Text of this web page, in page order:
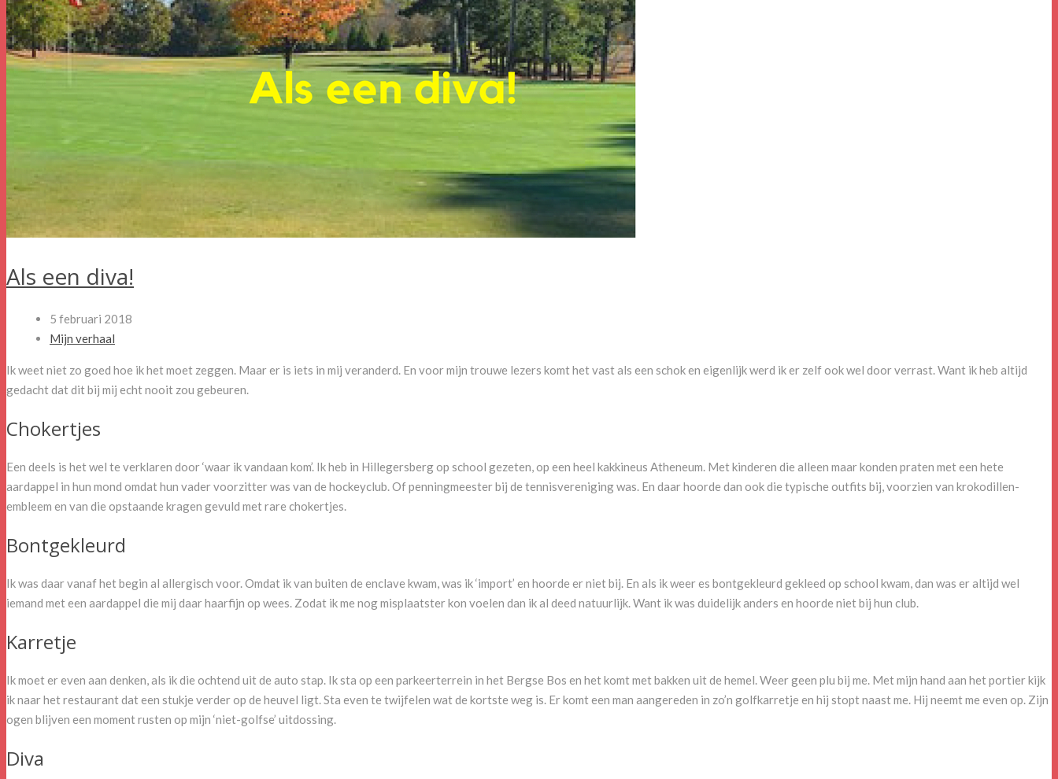
Als een diva!
5 februari 2018
Mijn verhaal
Ik weet niet zo goed hoe ik het moet zeggen. Maar er is iets in mij veranderd. En voor mijn trouwe lezers komt het vast als een schok en eigenlijk werd ik er zelf ook wel door verrast. Want ik heb altijd
gedacht dat dit bij mij echt nooit zou gebeuren.
Chokertjes
Een deels is het wel te verklaren door ‘waar ik vandaan kom’. Ik heb in Hillegersberg op school gezeten, op een heel kakkineus Atheneum. Met kinderen die alleen maar konden praten met een hete
aardappel in hun mond omdat hun vader voorzitter was van de hockeyclub. Of penningmeester bij de tennisvereniging was. En daar hoorde dan ook die typische outfits bij, voorzien van krokodillen-
embleem en van die opstaande kragen gevuld met rare chokertjes.
Bontgekleurd
Ik was daar vanaf het begin al allergisch voor. Omdat ik van buiten de enclave kwam, was ik ‘import’ en hoorde er niet bij. En als ik weer es bontgekleurd gekleed op school kwam, dan was er altijd wel
iemand met een aardappel die mij daar haarfijn op wees. Zodat ik me nog misplaatster kon voelen dan ik al deed natuurlijk. Want ik was duidelijk anders en hoorde niet bij hun club.
Karretje
Ik moet er even aan denken, als ik die ochtend uit de auto stap. Ik sta op een parkeerterrein in het Bergse Bos en het komt met bakken uit de hemel. Weer geen plu bij me. Met mijn hand aan het portier kijk
ik naar het restaurant dat een stukje verder op de heuvel ligt. Sta even te twijfelen wat de kortste weg is. Er komt een man aangereden in zo’n golfkarretje en hij stopt naast me. Hij neemt me even op. Zijn
ogen blijven een moment rusten op mijn ‘niet-golfse’ uitdossing.
Diva